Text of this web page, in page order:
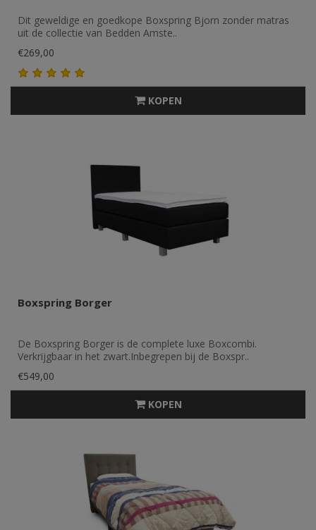
Dit geweldige en goedkope Boxspring Bjorn zonder matras
uit de collectie van Bedden Amste..
€269,00
KOPEN
Boxspring Borger
De Boxspring Borger is de complete luxe Boxcombi.
Verkrijgbaar in het zwart.Inbegrepen bij de Boxspr..
€549,00
KOPEN